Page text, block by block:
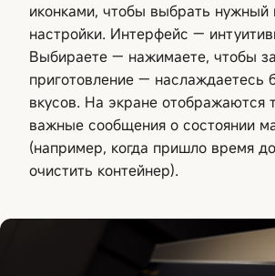
иконками, чтобы выбрать нужный
настройки. Интерфейс —
Выбираете — нажимаете, чтобы
приготовление — наслаждаетесь
вкусов. На экране отображаются
важные сообщения о состоянии
(например, когда пришло время
очистить контейнер).